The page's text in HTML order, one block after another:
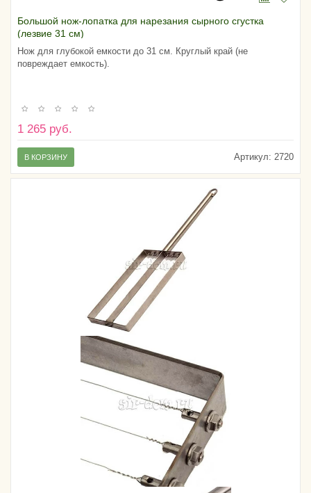
Большой нож-лопатка для нарезания сырного сгустка
(лезвие 31 см)
Нож для глубокой емкости до 31 см. Круглый край (не
повреждает емкость).
1 265 руб.
Артикул: 2720
В КОРЗИНУ